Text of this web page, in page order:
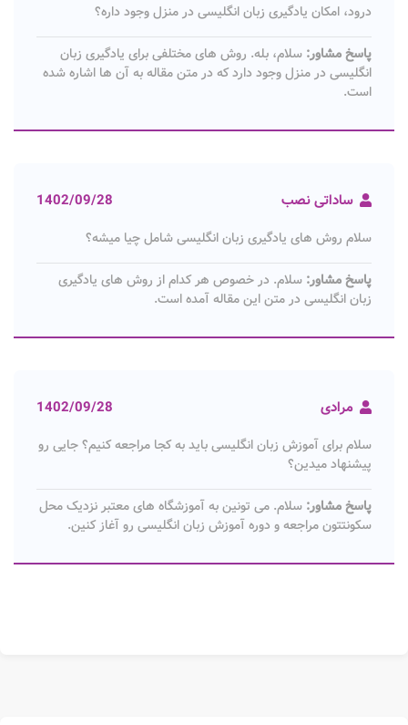
درود، امکان یادگیری زبان انگلیسی در منزل وجود داره؟
پاسخ مشاور: سلام، بله. روش های مختلفی برای یادگیری زبان
انگلیسی در منزل وجود دارد که در متن مقاله به آن ها اشاره شده
است.
ساداتی نصب 1402/09/28
سلام روش های یادگیری زبان انگلیسی شامل چیا میشه؟
پاسخ مشاور: سلام. در خصوص هر کدام از روش های یادگیری
زبان انگلیسی در متن این مقاله آمده است.
مرادی 1402/09/28
سلام برای آموزش زبان انگلیسی باید به کجا مراجعه کنیم؟ جایی رو
پیشنهاد میدین؟
پاسخ مشاور: سلام. می تونین به آموزشگاه های معتبر نزدیک محل
سکونتتون مراجعه و دوره آموزش زبان انگلیسی رو آغاز کنین.